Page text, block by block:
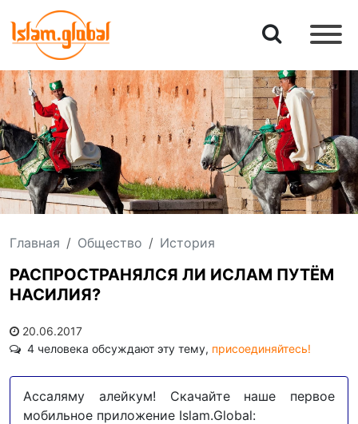
Главная Общество История
РАСПРОСТРАНЯЛСЯ ЛИ ИСЛАМ ПУТЁМ
НАСИЛИЯ?
20.06.2017
4 человека обсуждают эту тему, присоединяйтесь!
Ассаляму алейкум! Скачайте наше первое
мобильное приложение Islam.Global: